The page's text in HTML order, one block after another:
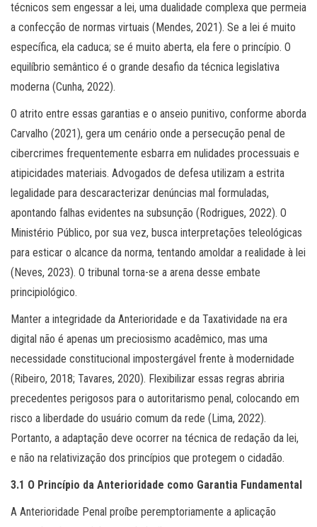
técnicos sem engessar a lei, uma dualidade complexa que permeia
a confecção de normas virtuais (Mendes, 2021). Se a lei é muito
específica, ela caduca; se é muito aberta, ela fere o princípio. O
equilíbrio semântico é o grande desafio da técnica legislativa
moderna (Cunha, 2022).
O atrito entre essas garantias e o anseio punitivo, conforme aborda
Carvalho (2021), gera um cenário onde a persecução penal de
cibercrimes frequentemente esbarra em nulidades processuais e
atipicidades materiais. Advogados de defesa utilizam a estrita
legalidade para descaracterizar denúncias mal formuladas,
apontando falhas evidentes na subsunção (Rodrigues, 2022). O
Ministério Público, por sua vez, busca interpretações teleológicas
para esticar o alcance da norma, tentando amoldar a realidade à lei
(Neves, 2023). O tribunal torna-se a arena desse embate
principiológico.
Manter a integridade da Anterioridade e da Taxatividade na era
digital não é apenas um preciosismo acadêmico, mas uma
necessidade constitucional impostergável frente à modernidade
(Ribeiro, 2018; Tavares, 2020). Flexibilizar essas regras abriria
precedentes perigosos para o autoritarismo penal, colocando em
risco a liberdade do usuário comum da rede (Lima, 2022).
Portanto, a adaptação deve ocorrer na técnica de redação da lei,
e não na relativização dos princípios que protegem o cidadão.
3.1 O Princípio da Anterioridade como Garantia Fundamental
A Anterioridade Penal proíbe peremptoriamente a aplicação